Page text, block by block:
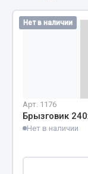
Пресс-масленки
Весь раздел
Нет в наличии
Арт. 1176
Брызговик
Нет в наличии